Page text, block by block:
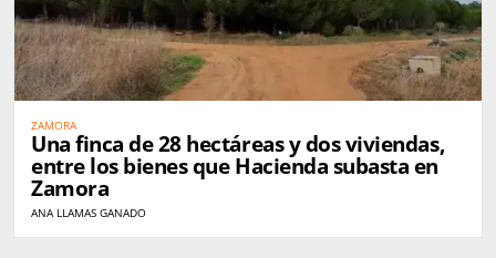
ZAMORA
Una finca de 28 hectáreas y dos viviendas,
entre los bienes que Hacienda subasta en
Zamora
ANA LLAMAS GANADO